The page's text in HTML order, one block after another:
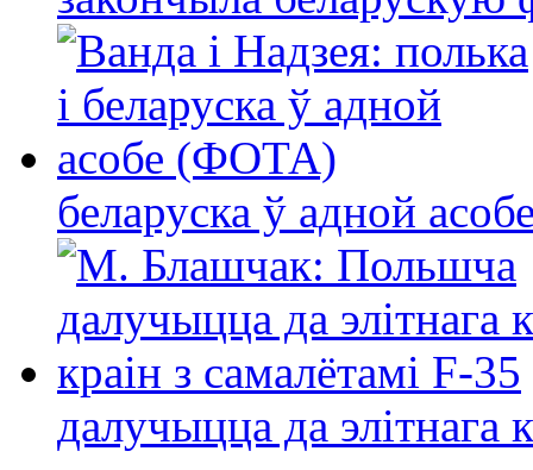
беларуска ў адной
далучыцца да элітнага